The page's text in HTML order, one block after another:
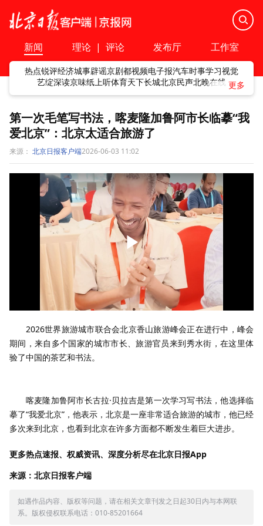
新闻 理论 | 评论 发布厅 工作室
热点锐评经济城事辟谣京剧都视频电子报汽车时事学习视觉
艺绽深读京味纸上听体育天下长城北京民声北晚在线
第一次毛笔写书法，喀麦隆加鲁阿市长临摹“我
爱北京”：北京太适合旅游了
来源： 北京日报客户端2026-06-03 11:02
2026世界旅游城市联合会北京香山旅游峰会正在进行中，峰会
期间，来自多个国家的城市市长、旅游官员来到秀水街，在这里体
验了中国的茶艺和书法。
喀麦隆加鲁阿市长古拉·贝拉吉是第一次学习写书法，他选择临
摹了“我爱北京”，他表示，北京是一座非常适合旅游的城市，他已经
多次来到北京，也看到北京在许多方面都不断发生着巨大进步。
更多热点速报、权威资讯、深度分析尽在北京日报App
来源：北京日报客户端
如遇作品内容、版权等问题，请在相关文章刊发之日起30日内与本网联
系。版权侵权联系电话：010-85201664